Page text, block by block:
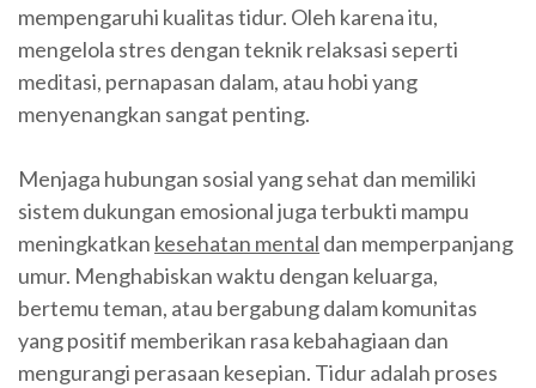
mempengaruhi kualitas tidur. Oleh karena itu,
mengelola stres dengan teknik relaksasi seperti
meditasi, pernapasan dalam, atau hobi yang
menyenangkan sangat penting.
Menjaga hubungan sosial yang sehat dan memiliki
sistem dukungan emosional juga terbukti mampu
meningkatkan kesehatan mental dan memperpanjang
umur. Menghabiskan waktu dengan keluarga,
bertemu teman, atau bergabung dalam komunitas
yang positif memberikan rasa kebahagiaan dan
mengurangi perasaan kesepian. Tidur adalah proses